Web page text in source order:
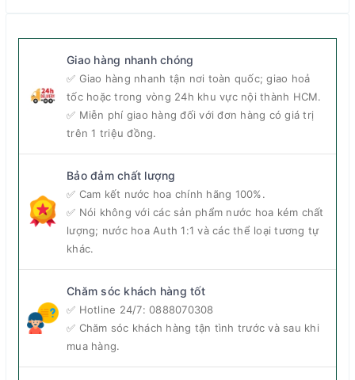
Giao hàng nhanh chóng
✅ Giao hàng nhanh tận nơi toàn quốc; giao hoả
tốc hoặc trong vòng 24h khu vực nội thành HCM.
✅ Miễn phí giao hàng đối với đơn hàng có giá trị
trên 1 triệu đồng.
Bảo đảm chất lượng
✅ Cam kết nước hoa chính hãng 100%.
✅ Nói không với các sản phẩm nước hoa kém chất
lượng; nước hoa Auth 1:1 và các thể loại tương tự
khác.
Chăm sóc khách hàng tốt
✅ Hotline 24/7: 0888070308
✅ Chăm sóc khách hàng tận tình trước và sau khi
mua hàng.